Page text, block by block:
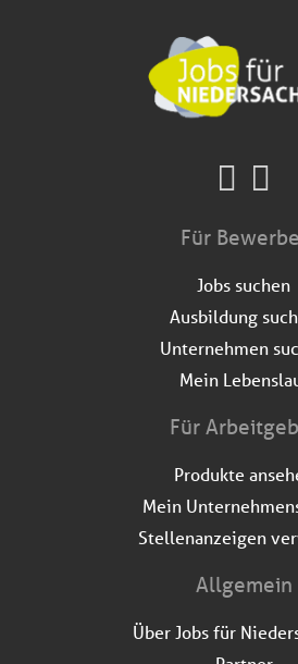
Für
Jobs suchen
Ausbildung
Unternehmen
Mein
Für
Produkte
Mein
Stellenanzeigen
Allgemein
Über Jobs für